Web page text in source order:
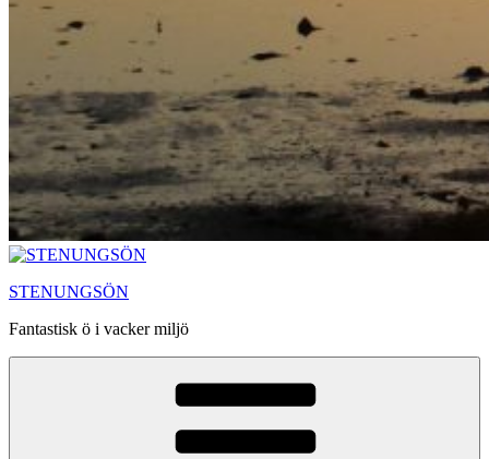
STENUNGSÖN
Fantastisk ö i vacker miljö